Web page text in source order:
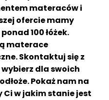
materaców i
ofercie mamy
100 łóżek.
materace
Skontaktuj się z
dla swoich
Pokaż nam na
Ci w jakim stanie jest